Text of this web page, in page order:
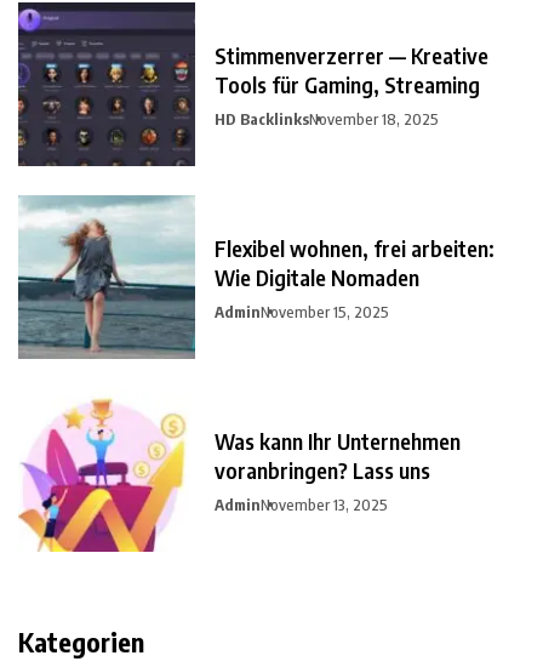
Stimmenverzerrer — Kreative
Tools für Gaming, Streaming
HD BacklinksNovember 18, 2025
Flexibel wohnen, frei arbeiten:
Wie Digitale Nomaden
AdminNovember 15, 2025
Was kann Ihr Unternehmen
voranbringen? Lass uns
AdminNovember 13, 2025
Kategorien